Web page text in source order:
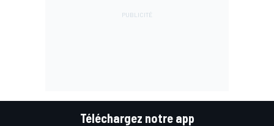
Téléchargez notre app